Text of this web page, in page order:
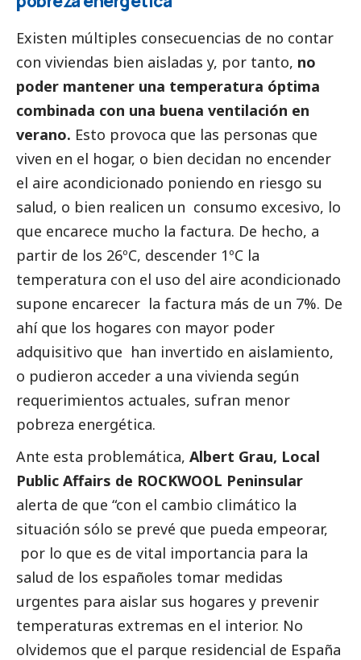
Existen múltiples consecuencias de no contar
con viviendas bien aisladas y, por tanto, no
poder mantener una temperatura óptima
combinada con una buena ventilación en
verano. Esto provoca que las personas que
viven en el hogar, o bien decidan no encender
el aire acondicionado poniendo en riesgo su
salud, o bien realicen un consumo excesivo, lo
que encarece mucho la factura. De hecho, a
partir de los 26ºC, descender 1ºC la
temperatura con el uso del aire acondicionado
supone encarecer la factura más de un 7%. De
ahí que los hogares con mayor poder
adquisitivo que han invertido en aislamiento,
o pudieron acceder a una vivienda según
requerimientos actuales, sufran menor
pobreza energética.
Ante esta problemática, Albert Grau, Local
Public Affairs de ROCKWOOL Peninsular
alerta de que “con el cambio climático la
situación sólo se prevé que pueda empeorar,
por lo que es de vital importancia para la
salud de los españoles tomar medidas
urgentes para aislar sus hogares y prevenir
temperaturas extremas en el interior. No
olvidemos que el parque residencial de España